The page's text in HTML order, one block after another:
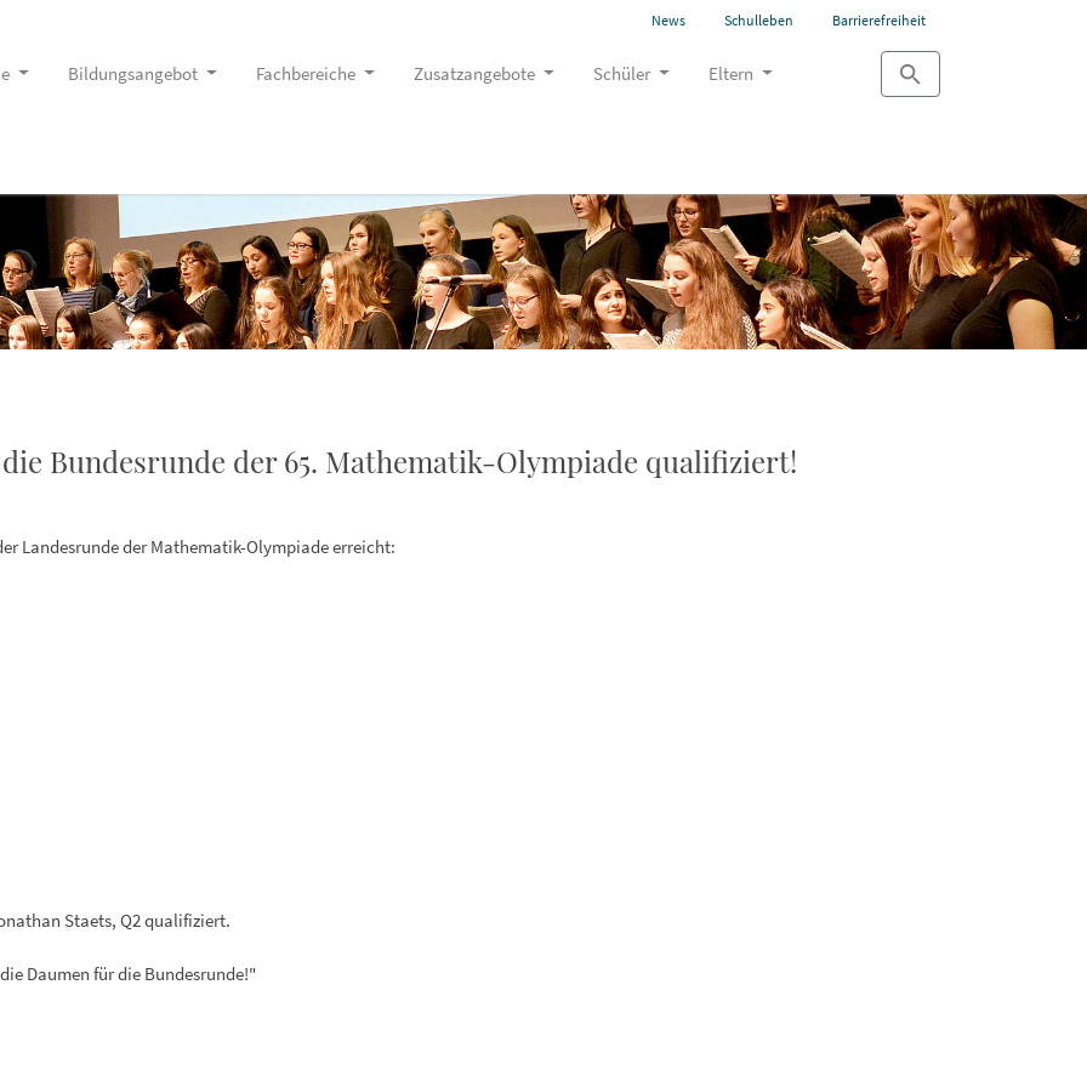
News Schulleben Barrierefreiheit
Bildungsangebot Fachbereiche Zusatzangebote Schüler Eltern
Bundesrunde der 65. Mathematik-Olympiade qualifiziert!
Landesrunde der Mathematik-Olympiade erreicht:
Staets, Q2 qualifiziert.
Daumen für die Bundesrunde!"